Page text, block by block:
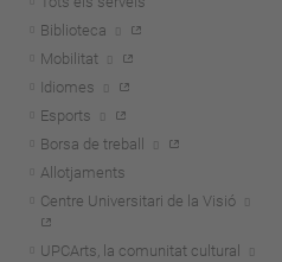
Biblioteca
Mobilitat
Idiomes
Esports
Borsa de treball
Allotjaments
Centre Universitari de la Visió
UPCArts, la comunitat cultural